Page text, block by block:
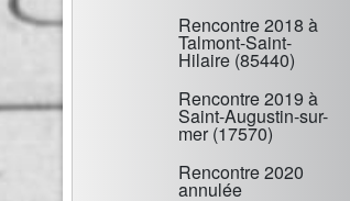
Rencontre 2018 à
Talmont-Saint-
Hilaire (85440)
Rencontre 2019 à
Saint-Augustin-sur-
mer (17570)
Rencontre 2020
annulée